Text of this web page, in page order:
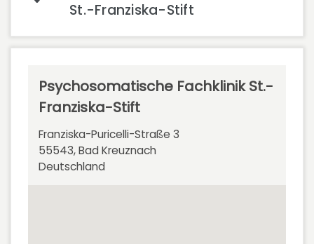
St.-Franziska-Stift
Psychosomatische Fachklinik St.-
Franziska-Stift
Franziska-Puricelli-Straße 3
55543, Bad Kreuznach
Deutschland